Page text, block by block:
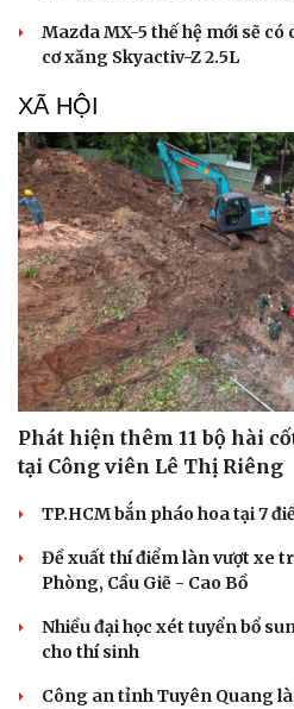
Du lịch
Săn Tour
check-in
Mazda MX-5 thế hệ mới sẽ
cơ xăng Skyactiv-Z 2.5L
XÃ HỘI
Phát hiện thêm 11 bộ hài
tại Công viên Lê Thị Riêng
TP.HCM bắn pháo hoa tại 7
Đề xuất thí điểm làn vượt xe
Phòng, Cầu Giẽ - Cao Bồ
Nhiều đại học xét tuyển bổ
cho thí sinh
Công an tỉnh Tuyên Quang